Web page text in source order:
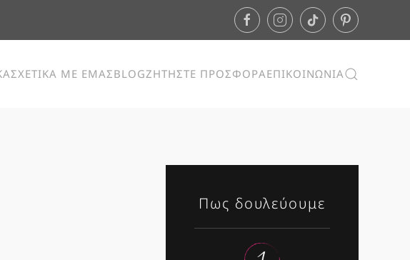
ΣΧΕΤΙΚΑ ΜΕ ΕΜΑΣBLOGΖΗΤΗΣΤΕ ΠΡΟΣΦΟΡΑΕΠΙΚΟΙΝΩΝΙΑ
Πως δουλεύουμε